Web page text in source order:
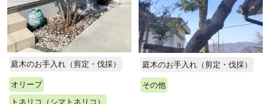
庭木のお手入れ（剪定・伐採）
オリーブ
トネリコ（シマトネリコ）
庭木のお手入れ（剪定・伐採）
その他